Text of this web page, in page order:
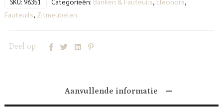
Fauteuils Zitmeubelen
Deel op
Aanvullende informatie